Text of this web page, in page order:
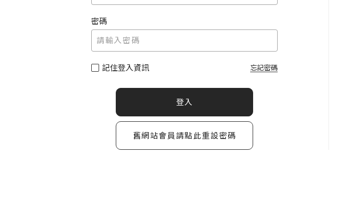
密碼
記住登入資訊 忘記密碼
登入
舊網站會員請點此重設密碼